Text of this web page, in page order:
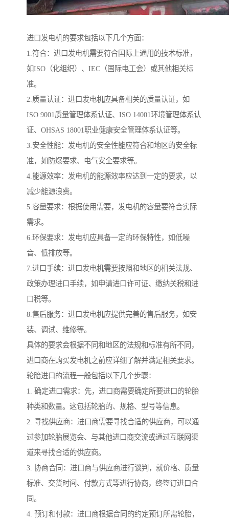
进口发电机的要求包括以下几个方面：
1.符合：进口发电机需要符合国际上通用的技术标准，
如ISO（化组织）、IEC（国际电工会）或其他相关标
准。
2.质量认证：进口发电机应具备相关的质量认证，如
ISO 9001质量管理体系认证、ISO 14001环境管理体系认
证、OHSAS 18001职业健康安全管理体系认证等。
3.安全性能：发电机的安全性能应符合和地区的安全标
准，如防爆要求、电气安全要求等。
4.能源效率：发电机的能源效率应达到一定的要求，以
减少能源浪费。
5.容量要求：根据使用需要，发电机的容量要符合实际
需求。
6.环保要求：发电机应具备一定的环保特性，如低噪
音、低排放等。
7.进口手续：进口发电机需要按照和地区的相关法规、
政策办理进口手续，如申请进口许可证、缴纳关税和进
口税等。
8.售后服务：进口发电机应提供完善的售后服务，如安
装、调试、维修等。
具体的要求会根据不同和地区的法规和标准有所不同，
进口商在购买发电机之前应详细了解并满足相关要求。
轮胎进口的流程一般包括以下几个步骤：
1. 确定进口需求：先，进口商需要确定所要进口的轮胎
种类和数量。这包括轮胎的、规格、型号等信息。
2. 寻找供应商：进口商需要寻找合适的供应商，可以通
过参加轮胎展览会、与其他进口商交流或通过互联网渠
道来寻找合适的供应商。
3. 协商合同：进口商与供应商进行谈判，就价格、质量
标准、交货时间、付款方式等进行协商，终签订进口合
同。
4. 预订和付款：进口商根据合同的约定预订所需轮胎，